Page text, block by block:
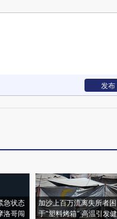
发布
急状态
洛哥闯
加沙上百万流离失所者困
于“塑料烤箱” 高温引发健